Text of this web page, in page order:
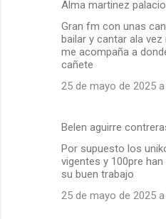
Alma martinez
Gran fm con unas
bailar y cantar ala
me acompaña a
cañete
25 de mayo de 2025 a
Belen aguirre
Por supuesto los
vigentes y 100pre
su buen trabajo
25 de mayo de 2025 a